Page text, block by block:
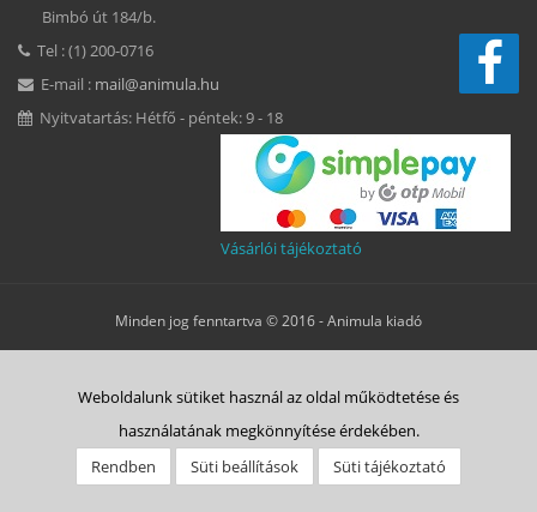
Bimbó út 184/b.
Tel : (1) 200-0716
E-mail : mail@animula.hu
Nyitvatartás: Hétfő - péntek: 9 - 18
Vásárlói tájékoztató
Minden jog fenntartva © 2016 -Animula kiadó
ÁSZF Adatkezelési tájékoztató Süti tájékoztató Szerzői jog
Rólunk Vásárlás menete Animulitas Bolt Kapcsolat
Belépés HELP
Weboldalunk sütiket használ az oldal működtetése és
használatának megkönnyítése érdekében.
Rendben
Süti beállítások Süti tájékoztató